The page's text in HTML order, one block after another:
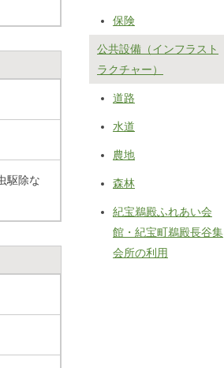
駆除な
保険
公共設備（インフラスト
ラクチャー）
道路
水道
農地
森林
紀宝鵜殿ふれあい会
館・紀宝町鵜殿長谷集
会所の利用